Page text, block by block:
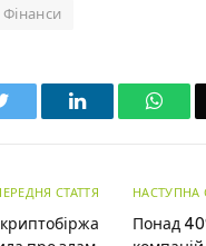
Фінанси
LinkedIn
СТАТТЯ
криптобіржа
НАСТУПНА
Понад